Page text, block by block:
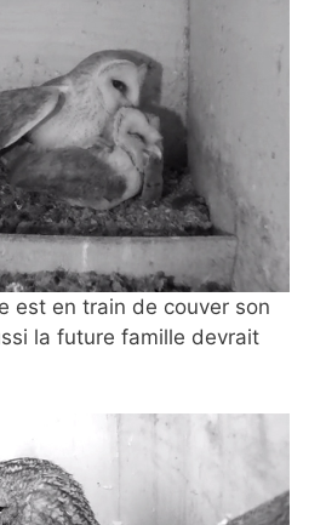
est en train de couver son
la future famille devrait